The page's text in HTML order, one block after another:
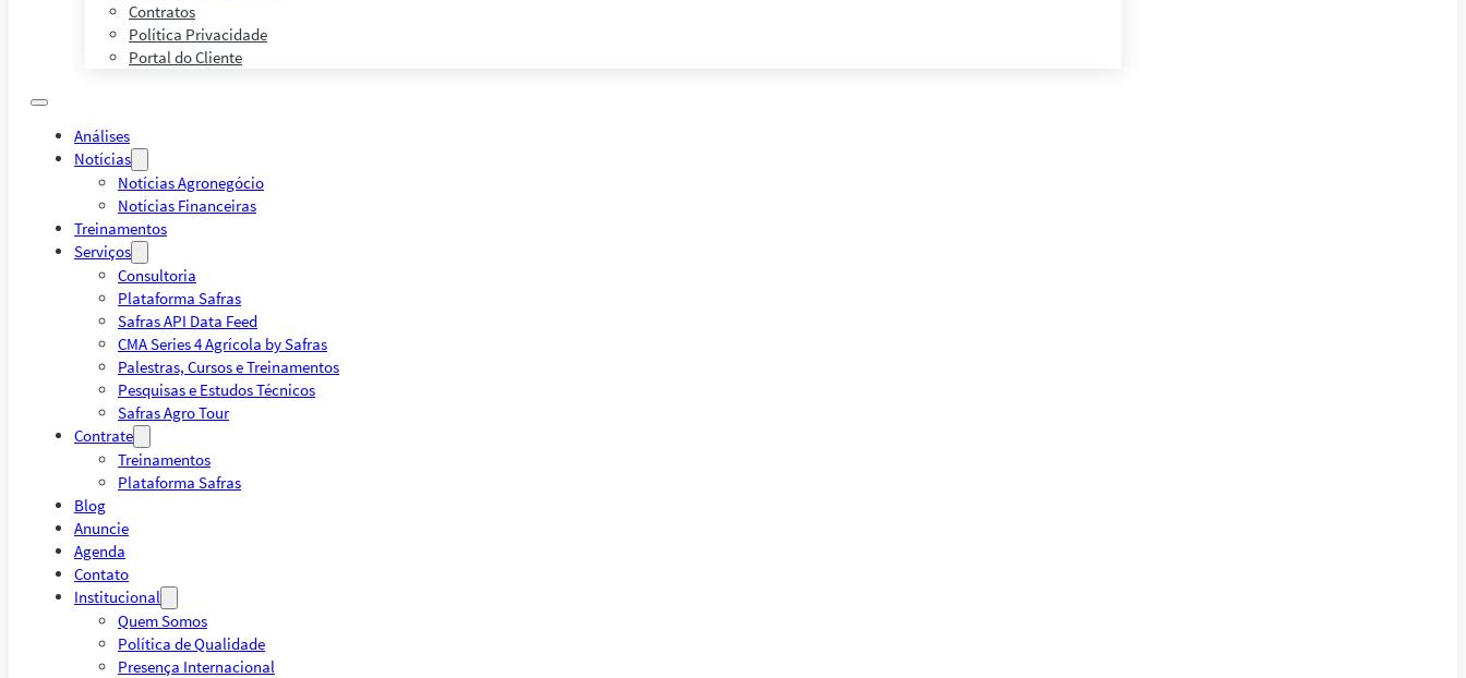
Contratos
Política Privacidade
Portal do Cliente
Análises
Notícias
Notícias Agronegócio
Notícias Financeiras
Treinamentos
Serviços
Consultoria
Plataforma Safras
Safras API Data Feed
CMA Series 4 Agrícola by Safras
Palestras, Cursos e Treinamentos
Pesquisas e Estudos Técnicos
Safras Agro Tour
Contrate
Treinamentos
Plataforma Safras
Blog
Anuncie
Agenda
Contato
Institucional
Quem Somos
Política de Qualidade
Presença Internacional